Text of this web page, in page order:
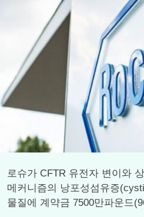
로슈가 CFTR 유전자 변이와
메커니즘의 낭포성섬유증
물질에 계약금 7500만파운드